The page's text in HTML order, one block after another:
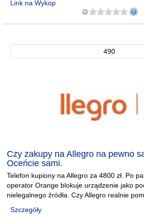
Link na Wykop
490
Czy zakupy na Allegro na pewno
Oceńcie sami.
Telefon kupiony na Allegro za 4800 zł. Po
operator Orange blokuje urządzenie jako
nielegalnego źródła. Czy Allegro realnie
Szczegóły